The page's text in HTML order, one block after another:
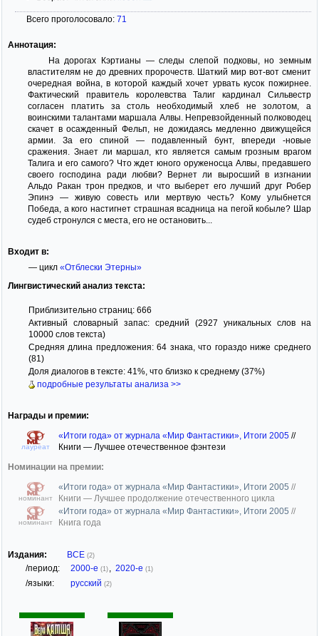
Всего проголосовало: 71
Аннотация:
На дорогах Кэртианы — следы слепой подковы, но земным
властителям не до древних пророчеств. Шаткий мир вот-вот сменит
очередная война, в которой каждый хочет урвать кусок пожирнее.
Фактический правитель королевства Талиг кардинал Сильвестр
согласен платить за столь необходимый хлеб не золотом, а
воинскими талантами маршала Алвы. Непревзойденный полководец
скачет в осажденный Фельп, не дожидаясь медленно движущейся
армии. За его спиной — подавленный бунт, впереди -новые
сражения. Знает ли маршал, кто является самым грозным врагом
Талига и его самого? Что ждет юного оруженосца Алвы, предавшего
своего господина ради любви? Вернет ли выросший в изгнании
Альдо Ракан трон предков, и что выберет его лучший друг Робер
Эпинэ — живую совесть или мертвую честь? Кому улыбнется
Победа, а кого настигнет страшная всадница на пегой кобыле? Шар
судеб стронулся с места, его не остановить...
Входит в:
— цикл «Отблески Этерны»
Лингвистический анализ текста:
Приблизительно страниц: 666
Активный словарный запас: средний (2927 уникальных слов на
10000 слов текста)
Средняя длина предложения: 64 знака, что гораздо ниже среднего
(81)
Доля диалогов в тексте: 41%, что близко к среднему (37%)
подробные результаты анализа >>
Награды и премии:
лауреат
«Итоги года» от журнала «Мир Фантастики», Итоги 2005 //
Книги — Лучшее отечественное фэнтези
Номинации на премии:
номинант
«Итоги года» от журнала «Мир Фантастики», Итоги 2005 //
Книги — Лучшее продолжение отечественного цикла
номинант
«Итоги года» от журнала «Мир Фантастики», Итоги 2005 //
Книга года
Издания: ВСЕ (2)
/период: 2000-е (1) 2020-е (1)
/языки: русский (2)